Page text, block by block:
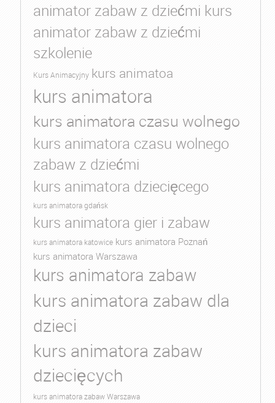
animator zabaw z dziećmi kurs
animator zabaw z dziećmi
szkolenie
Kurs Animacyjny kurs animatoa
kurs animatora
kurs animatora czasu wolnego
kurs animatora czasu wolnego
zabaw z dziećmi
kurs animatora dziecięcego
kurs animatora gdańsk
kurs animatora gier i zabaw
kurs animatora katowice kurs animatora Poznań
kurs animatora Warszawa
kurs animatora zabaw
kurs animatora zabaw dla
dzieci
kurs animatora zabaw
dziecięcych
kurs animatora zabaw Warszawa